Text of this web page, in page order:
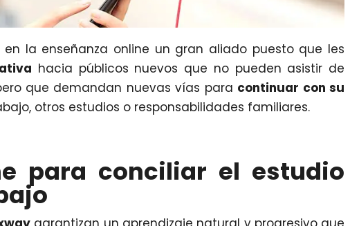
la enseñanza online un gran aliado puesto que les
hacia públicos nuevos que no pueden asistir de
que demandan nuevas vías para continuar con su
otros estudios o responsabilidades familiares.
para conciliar el estudio